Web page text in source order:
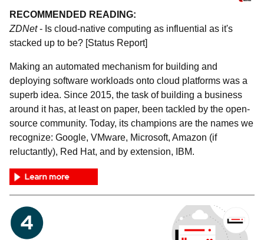
RECOMMENDED READING:
ZDNet- Is cloud-native computing as influential as it's
stacked up to be? [Status Report]
Making an automated mechanism for building and
deploying software workloads onto cloud platforms was a
superb idea. Since 2015, the task of building a business
around it has, at least on paper, been tackled by the open-
source community. Today, its champions are the names we
recognize: Google, VMware, Microsoft, Amazon (if
reluctantly), Red Hat, and by extension, IBM.